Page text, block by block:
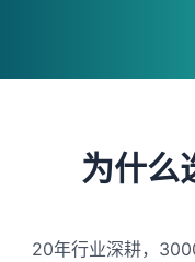
为什么
20年行业深耕，